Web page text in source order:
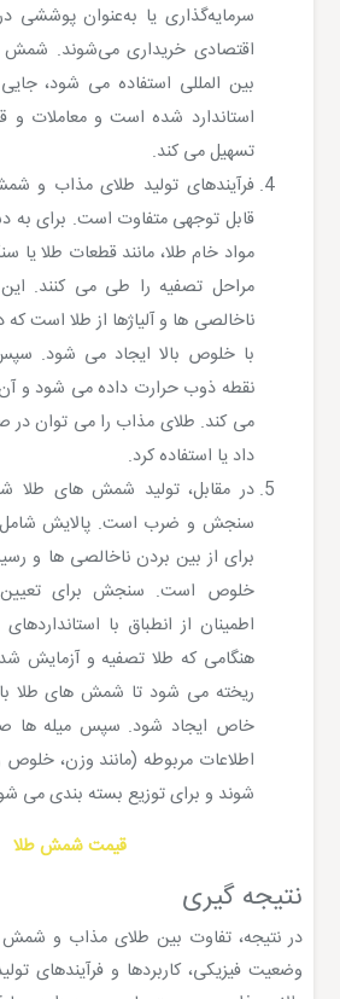
سرمایه‌گذاری یا به‌عنوان پوششی
اقتصادی خریداری می‌شوند. شمش
بین المللی استفاده می شود،
استاندارد شده است و معاملات و
تسهیل می کند.
فرآیندهای تولید طلای مذاب و
قابل توجهی متفاوت است. برای به
مواد خام طلا، مانند قطعات طلا
مراحل تصفیه را طی می کنند.
ناخالصی ها و آلیاژها از طلا است
با خلوص بالا ایجاد می شود.
نقطه ذوب حرارت داده می شود و آن
می کند. طلای مذاب را می توان در
داد یا استفاده کرد.
در مقابل، تولید شمش های طلا
سنجش و ضرب است. پالایش شامل
برای از بین بردن ناخالصی ها و
خلوص است. سنجش برای تعیین
اطمینان از انطباق با
هنگامی که طلا تصفیه و آزمایش
ریخته می شود تا شمش های طلا
خاص ایجاد شود. سپس میله ها
اطلاعات مربوطه (مانند وزن،
شوند و برای توزیع بسته بندی می
قیمت شمش طلا
نتیجه گیری
در نتیجه، تفاوت بین طلای مذاب و
وضعیت فیزیکی، کاربردها و فرآیندهای